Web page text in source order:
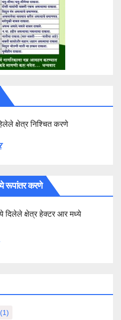
क्षेत्र निश्चित करणे
रूपांतर करणे
दिलेले क्षेत्र हेक्टर आर मध्ये
(1)